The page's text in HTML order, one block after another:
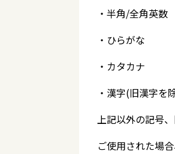
・半角/全角英数
・ひらがな
・カタカナ
・漢字(旧漢字を
上記以外の記号
ご使用された場